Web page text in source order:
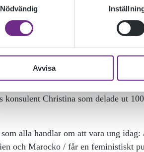
Nödvändig
Avvisa
sina livs första pitchar! Under fem
Christina som delade ut
alla handlar om att vara ung
och Marocko / får en feministiskt